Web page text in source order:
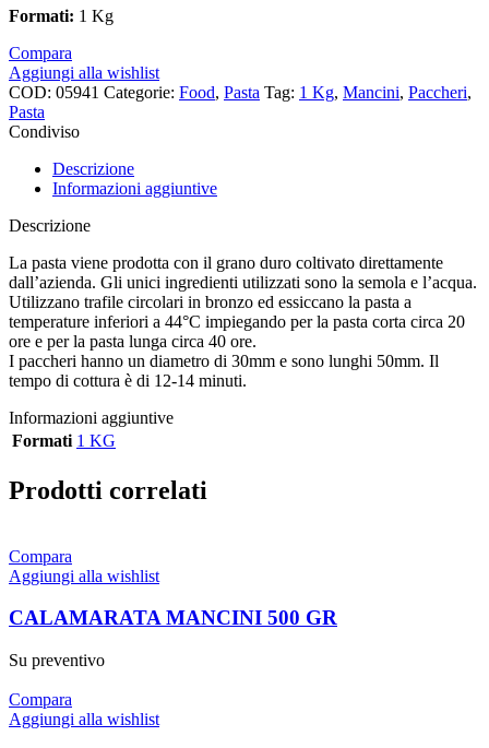
Formati: 1 Kg
Compara
Aggiungi alla wishlist
COD: 05941 Categorie: Food, Pasta Tag: 1 Kg, Mancini, Paccheri,
Pasta
Condiviso
Descrizione
Informazioni aggiuntive
Descrizione
La pasta viene prodotta con il grano duro coltivato direttamente
dall’azienda. Gli unici ingredienti utilizzati sono la semola e l’acqua.
Utilizzano trafile circolari in bronzo ed essiccano la pasta a
temperature inferiori a 44°C impiegando per la pasta corta circa 20
ore e per la pasta lunga circa 40 ore.
I paccheri hanno un diametro di 30mm e sono lunghi 50mm. Il
tempo di cottura è di 12-14 minuti.
Informazioni aggiuntive
Formati 1 KG
Prodotti correlati
Compara
Aggiungi alla wishlist
CALAMARATA MANCINI 500 GR
Su preventivo
Compara
Aggiungi alla wishlist